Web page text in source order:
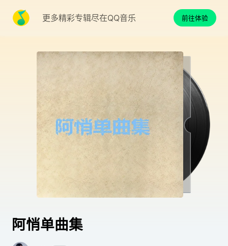
更多精彩专辑尽在QQ音乐 前往体验
阿悄单曲集